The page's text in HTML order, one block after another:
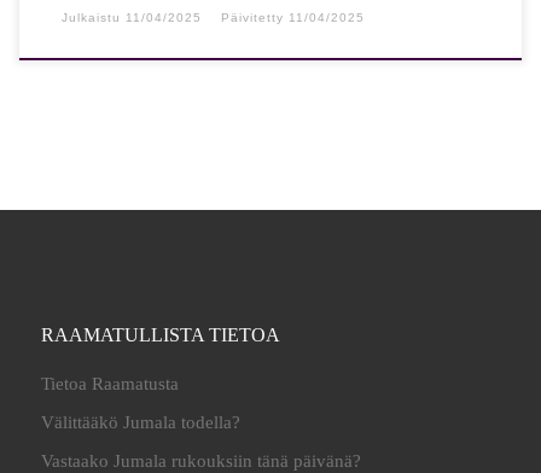
Julkaistu 11/04/2025 Päivitetty 11/04/2025
RAAMATULLISTA TIETOA
Tietoa Raamatusta
Välittääkö Jumala todella?
Vastaako Jumala rukouksiin tänä päivänä?